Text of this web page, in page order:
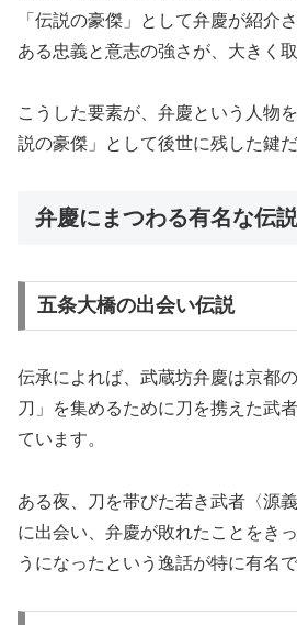
「伝説の豪傑」として弁慶が紹介
ある忠義と意志の強さが、大きく
こうした要素が、弁慶という人物
説の豪傑」として後世に残した鍵
弁慶にまつわる有名な伝
五条大橋の出会い伝説
伝承によれば、武蔵坊弁慶は京都
刀」を集めるために刀を携えた武
ています。
ある夜、刀を帯びた若き武者〈源
に出会い、弁慶が敗れたことをき
うになったという逸話が特に有名で